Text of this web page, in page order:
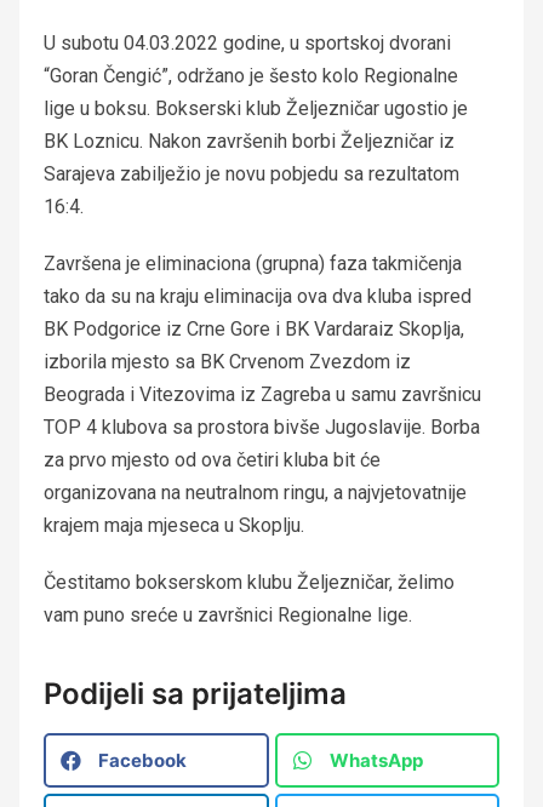
U subotu 04.03.2022 godine, u sportskoj dvorani
“Goran Čengić”, održano je šesto kolo Regionalne
lige u boksu. Bokserski klub Željezničar ugostio je
BK Loznicu. Nakon završenih borbi Željezničar iz
Sarajeva zabilježio je novu pobjedu sa rezultatom
16:4.
Završena je eliminaciona (grupna) faza takmičenja
tako da su na kraju eliminacija ova dva kluba ispred
BK Podgorice iz Crne Gore i BK Vardaraiz Skoplja,
izborila mjesto sa BK Crvenom Zvezdom iz
Beograda i Vitezovima iz Zagreba u samu završnicu
TOP 4 klubova sa prostora bivše Jugoslavije. Borba
za prvo mjesto od ova četiri kluba bit će
organizovana na neutralnom ringu, a najvjetovatnije
krajem maja mjeseca u Skoplju.
Čestitamo bokserskom klubu Željezničar, želimo
vam puno sreće u završnici Regionalne lige.
Podijeli sa prijateljima
Facebook WhatsApp